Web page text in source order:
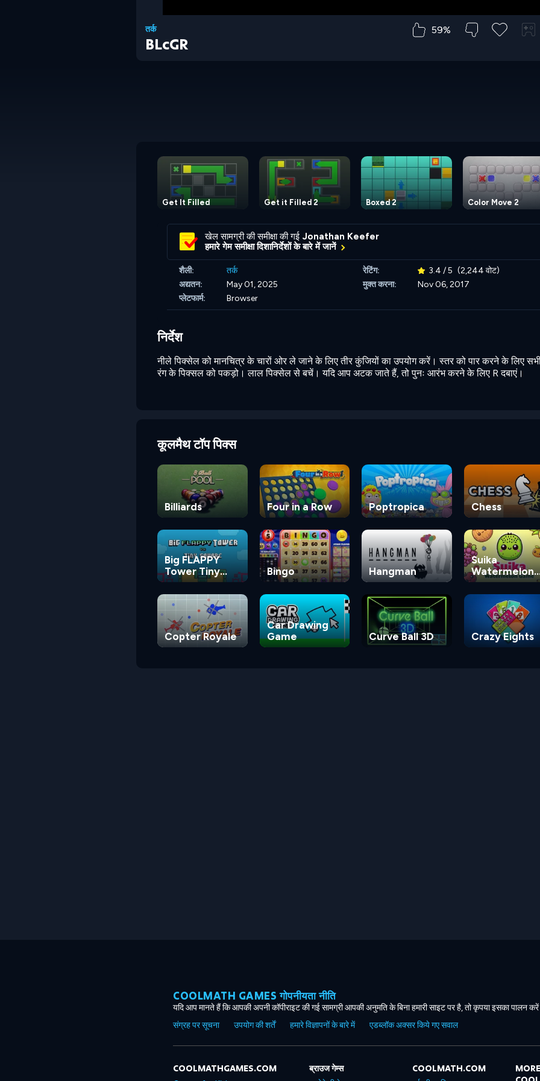
तर्क 59%
BLcGR
Get It Filled Get it Filled 2 Boxed 2 Color Move 2
खेल सामग्री की समीक्षा की गई Jonathan Keefer
हमारे गेम समीक्षा दिशानिर्देशों के बारे में जानें
शैली: तर्क रेटिंग: 3.4 / 5 (2,244 वोट)
अद्यतन:
May 01, 2025 मुक्त करना:
Nov 06, 2017
प्लेटफार्म:
Browser
निर्देश
नीले पिक्सेल को मानचित्र के चारों ओर ले जाने के लिए तीर कुंजियों का उपयोग करें। स्तर को पार करने के लिए
रंग के पिक्सल को पकड़ो। लाल पिक्सेल से बचें। यदि आप अटक जाते हैं, तो पुनः आरंभ करने के लिए R दबाएं।
कूलमैथ टॉप पिक्स
Billiards Four in a Row Poptropica Chess
Big FLAPPY
Tower Tiny
Square
Bingo Hangman
Suika
Watermelon
Game
Copter Royale
Car Drawing
Game
Curve Ball 3D Crazy Eights
COOLMATH GAMES गोपनीयता नीति
यदि आप मानते हैं कि आपकी अपनी कॉपीराइट की गई सामग्री आपकी अनुमति के बिना हमारी साइट पर है, तो कृपया इसका पालन करें
संग्रह पर सूचना
उपयोग की शर्तें हमारे विज्ञापनों के बारे में एडब्लॉक अक्सर किये गए सवाल
COOLMATHGAMES.COM ब्राउज गेम्स COOLMATH.COM